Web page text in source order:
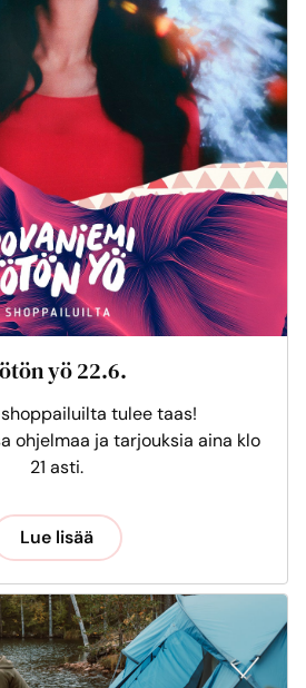
yö 22.6.
tulee taas!
ohjelmaa ja tarjouksia aina klo
21 asti.
Lue lisää